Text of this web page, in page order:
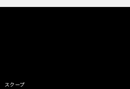
スクープ